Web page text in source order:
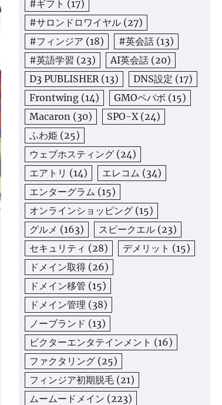
#ギフト (17)
#サロンドロワイヤル (27)
#フィンジア (18) #英会話 (13)
#英語学習 (23) AI英会話 (20)
D3 PUBLISHER(13) DNS設定 (17)
Frontwing (14) GMOペパボ (15)
Macaron (30) SPO-X(24)
ふわ姫 (25)
ウェブホスティング (24)
エアトリ (14) エレコム (34)
エンターグラム (15)
オンラインショッピング (15)
グルメ (163) スピークエル (23)
セキュリティ (28) デメリット (15)
ドメイン取得 (26)
ドメイン移管 (15)
ドメイン管理 (38)
ノーブランド (13)
ビクターエンタテインメント (16)
ファクタリング (25)
フィンジア初期脱毛 (21)
ムームードメイン (223)